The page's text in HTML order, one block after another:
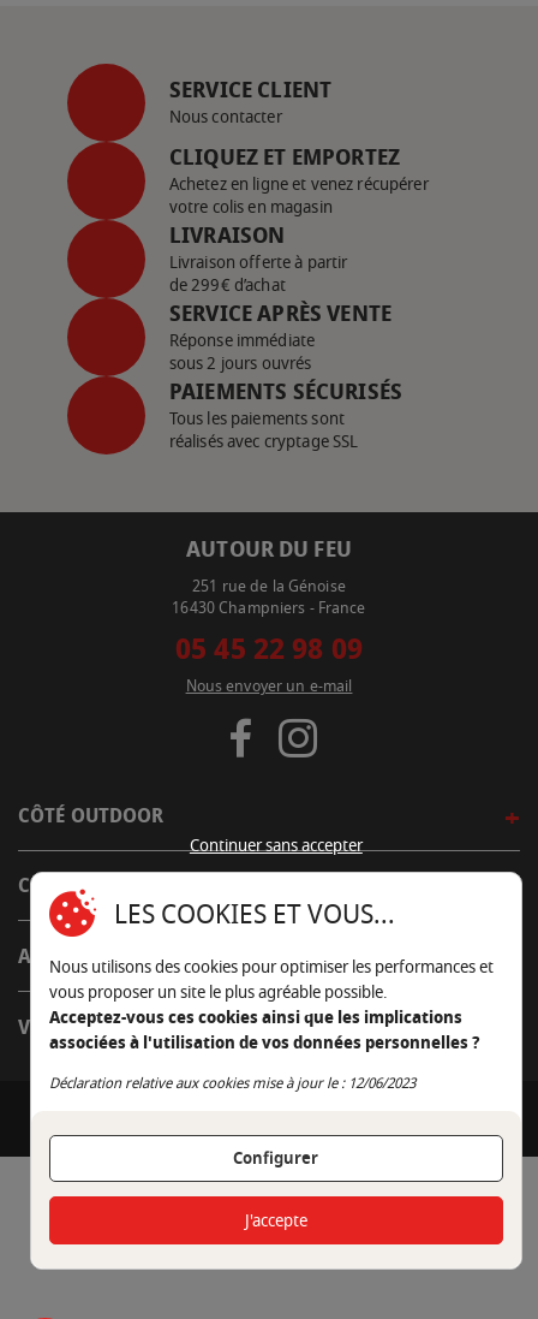
SERVICE CLIENT
Nous contacter
CLIQUEZ ET EMPORTEZ
Achetez en ligne et venez récupérer
votre colis en magasin
LIVRAISON
Livraison offerte à partir
de 299€ d’achat
SERVICE APRÈS VENTE
Réponse immédiate
sous 2 jours ouvrés
PAIEMENTS SÉCURISÉS
Tous les paiements sont
réalisés avec cryptage SSL
AUTOUR DU FEU
251 rue de la Génoise
16430 Champniers - France
05 45 22 98 09
Nous envoyer un e-mail
CÔTÉ OUTDOOR
CÔTÉ INDOOR
AUTOUR DE LA TABLE
VENIR EN BOUTIQUE
Continuer sans accepter
LES COOKIES ET VOUS...
Nous utilisons des cookies pour optimiser les performances et
vous proposer un site le plus agréable possible.
Acceptez-vous ces cookies ainsi que les implications
associées à l'utilisation de vos données personnelles ?
Déclaration relative aux cookies mise à jour le : 12/06/2023
Configurer
Continuer sans accepter
J'accepte